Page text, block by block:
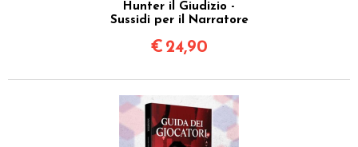
Hunter il Giudizio -
Sussidi per il Narratore
€ 24,90